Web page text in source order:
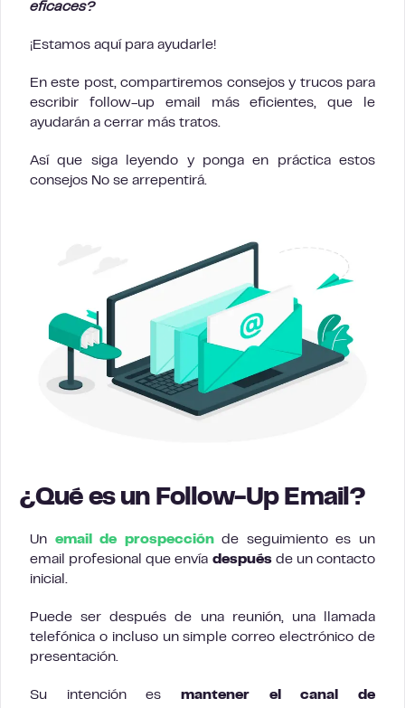
eficaces?
¡Estamos aquí para ayudarle!
En este post, compartiremos consejos y trucos para
escribir follow-up email más eficientes, que le
ayudarán a cerrar más tratos.
Así que siga leyendo y ponga en práctica estos
consejos No se arrepentirá.
¿Qué es un Follow-Up Email?
Un email de prospecciónde seguimiento es un
email profesional que envía después de un contacto
inicial.
Puede ser después de una reunión, una llamada
telefónica o incluso un simple correo electrónico de
presentación.
Su intención es mantener el canal de